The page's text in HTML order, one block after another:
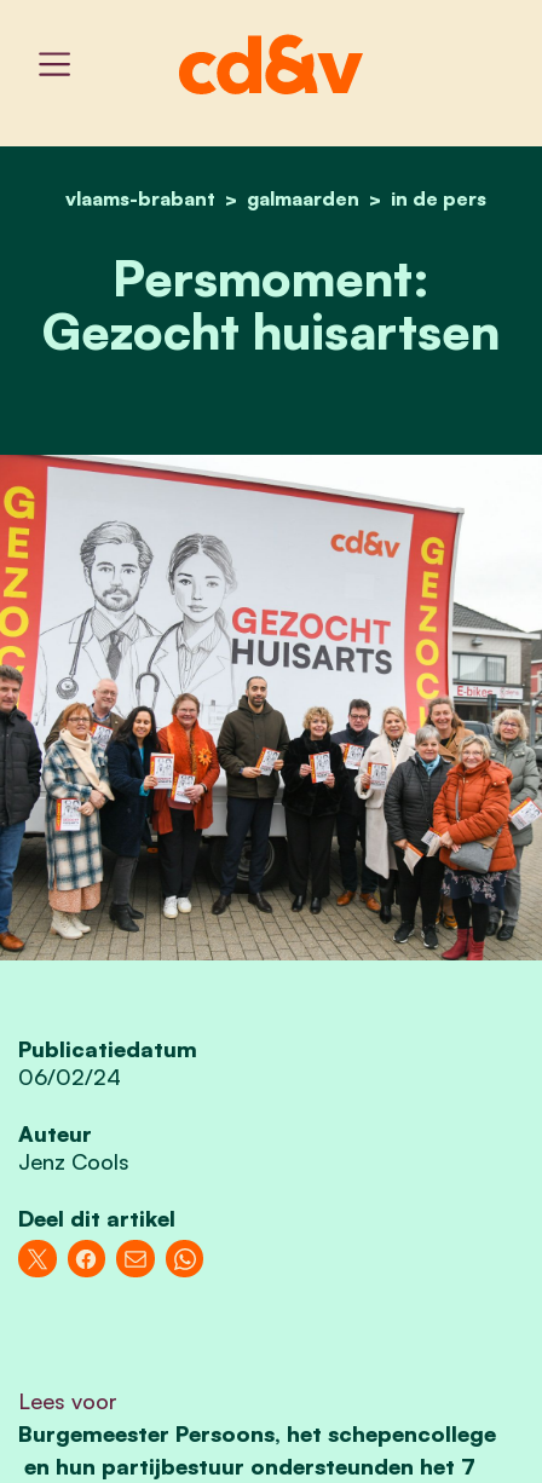
home
vlaams-brabant galmaarden in de pers
persmoment: gezocht
Persmoment:
Gezocht huisartsen
Publicatiedatum
06/02/24
Auteur
Jenz Cools
Deel dit artikel
Lees voor
Burgemeester Persoons, het schepencollege
en hun partijbestuur ondersteunden het 7